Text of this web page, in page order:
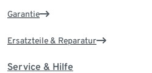
Garantie
Ersatzteile & Reparatur
Service & Hilfe